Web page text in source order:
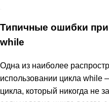
Типичные ошибки
while
Одна из наиболее
использовании цикла while
цикла, который никогда не